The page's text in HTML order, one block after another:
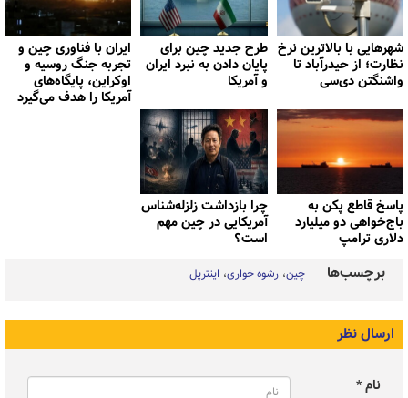
شهرهایی با بالاترین نرخ
نظارت؛ از حیدرآباد تا
واشنگتن دی‌سی
طرح جدید چین برای
پایان دادن به نبرد ایران
و آمریکا
ایران با فناوری چین و
تجربه جنگ روسیه و
اوکراین، پایگاه‌های
آمریکا را هدف می‌گیرد
پاسخ قاطع پکن به
باج‌خواهی دو میلیارد
دلاری ترامپ
چرا بازداشت زلزله‌شناس
آمریکایی در چین مهم
است؟
برچسب‌ها چین رشوه خواری اینترپل
ارسال نظر
نام *